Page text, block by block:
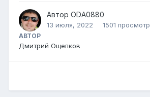
Автор ODA0880
13 июля, 2022 1501 просмотр
АВТОР
Дмитрий Ощепков